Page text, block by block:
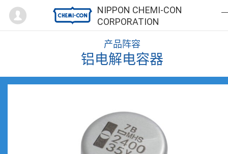
NIPPON CHEMI-CON
CORPORATION
Mypage
产品阵容
铝电解电容器